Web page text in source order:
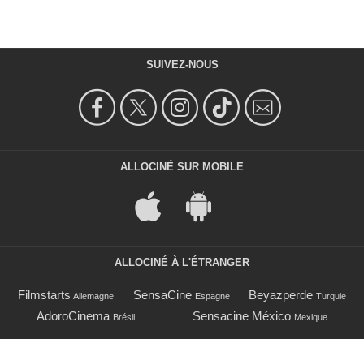
SUIVEZ-NOUS
ALLOCINÉ SUR MOBILE
ALLOCINÉ À L'ÉTRANGER
Filmstarts Allemagne SensaCine Espagne Beyazperde Turquie
AdoroCinema Brésil Sensacine México Mexique